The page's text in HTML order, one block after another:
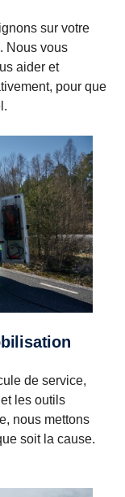
sur votre
Nous vous
aider et
pour que
de service,
les outils
nous mettons
soit la cause.